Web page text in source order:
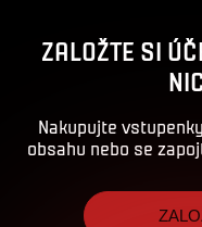
ZALOŽTE SI
Nakupujte
obsahu nebo se